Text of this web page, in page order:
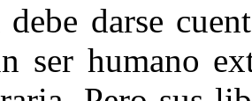
darse
ser humano